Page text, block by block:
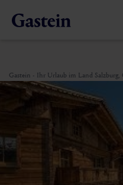
Gastein - Ihr Urlaub im Land Salzburg,